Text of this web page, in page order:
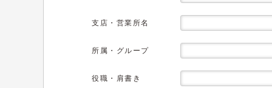
支店・営業所名
所属・グループ
役職・肩書き